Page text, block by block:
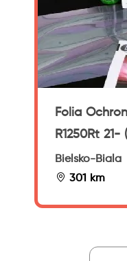
Folia
R1250Rt
Bielsko-Biala
301 km